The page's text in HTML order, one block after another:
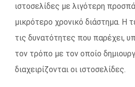
ιστοσελίδες με λιγότερη
μικρότερο χρονικό διάστημα. Η
τις δυνατότητες που παρέχει,
τον τρόπο με τον οποίο
διαχειρίζονται οι ιστοσελίδες.